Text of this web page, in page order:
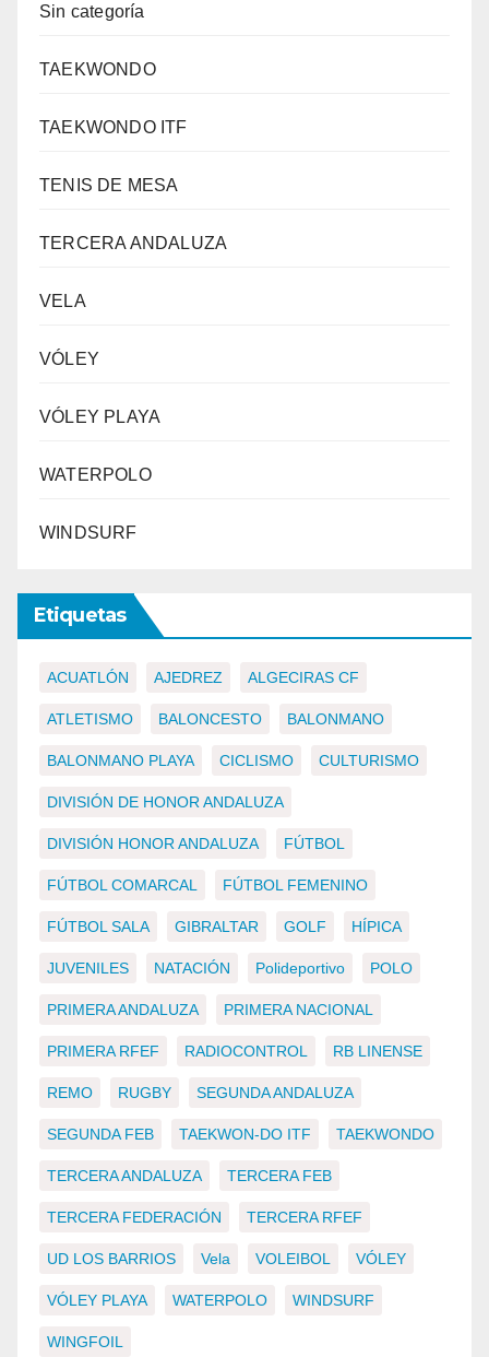
Sin categoría
TAEKWONDO
TAEKWONDO ITF
TENIS DE MESA
TERCERA ANDALUZA
VELA
VÓLEY
VÓLEY PLAYA
WATERPOLO
WINDSURF
Etiquetas
ACUATLÓN AJEDREZ ALGECIRAS CF
ATLETISMO BALONCESTO BALONMANO
BALONMANO PLAYA CICLISMO CULTURISMO
DIVISIÓN DE HONOR ANDALUZA
DIVISIÓN HONOR ANDALUZA FÚTBOL
FÚTBOL COMARCAL FÚTBOL FEMENINO
FÚTBOL SALA GIBRALTAR GOLF HÍPICA
JUVENILES NATACIÓN Polideportivo POLO
PRIMERA ANDALUZA PRIMERA NACIONAL
PRIMERA RFEF RADIOCONTROL RB LINENSE
REMO RUGBY SEGUNDA ANDALUZA
SEGUNDA FEB TAEKWON-DO ITF TAEKWONDO
TERCERA ANDALUZA TERCERA FEB
TERCERA FEDERACIÓN TERCERA RFEF
UD LOS BARRIOS Vela VOLEIBOL VÓLEY
VÓLEY PLAYA WATERPOLO WINDSURF
WINGFOIL